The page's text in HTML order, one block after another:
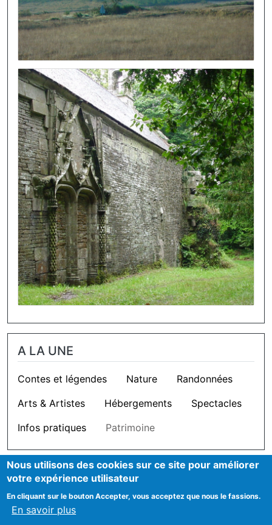
Image
A LA UNE
Contes et légendes Nature
Randonnées
Arts & Artistes
Hébergements
Spectacles
Infos pratiques
Patrimoine
OUTILS
Cookie settings
Nous utilisons des cookies sur ce site pour améliorer
votre expérience utilisateur
En cliquant sur le bouton Accepter, vous acceptez que nous le fassions.
En savoir plus